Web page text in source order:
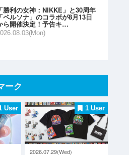
「勝利の女神：NIKKE」と30周年
「ペルソナ」のコラボが8月13日
ら開催決定！予告キ…
ーク
User 1 User
2026.07.29(Wed)